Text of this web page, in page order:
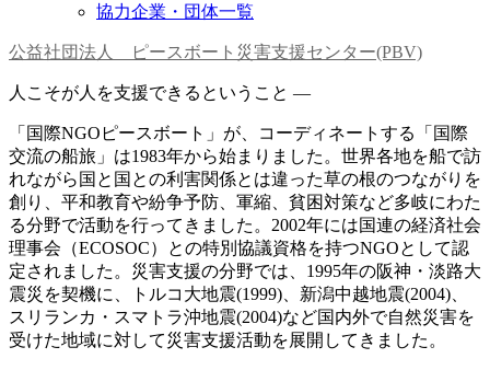
協力企業・団体一覧
公益社団法人 ピースボート災害支援センター(PBV)
人こそが人を支援できるということ —
「国際NGOピースボート」が、コーディネートする「国際
交流の船旅」は1983年から始まりました。世界各地を船で訪
れながら国と国との利害関係とは違った草の根のつながりを
創り、平和教育や紛争予防、軍縮、貧困対策など多岐にわた
る分野で活動を行ってきました。2002年には国連の経済社会
理事会（ECOSOC）との特別協議資格を持つNGOとして認
定されました。災害支援の分野では、1995年の阪神・淡路大
震災を契機に、トルコ大地震(1999)、新潟中越地震(2004)、
スリランカ・スマトラ沖地震(2004)など国内外で自然災害を
受けた地域に対して災害支援活動を展開してきました。